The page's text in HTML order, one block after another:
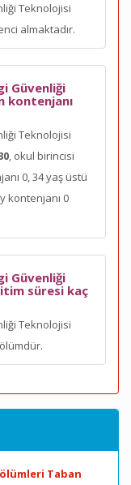
Teknolojisi
almaktadır.
Güvenliği
kontenjanı
Teknolojisi
, okul birincisi
0, 34 yaş üstü
kontenjanı 0
Güvenliği
süresi kaç
Teknolojisi
Taban